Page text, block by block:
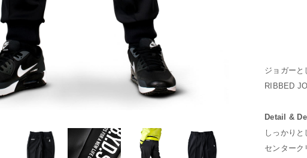
ジョガーと
RIBBED
Detail &
しっかりと
センターク